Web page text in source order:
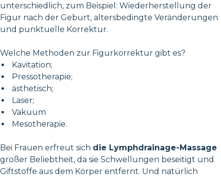
unterschiedlich, zum Beispiel: Wiederherstellung der
Figur nach der Geburt, altersbedingte Veränderungen
und punktuelle Korrektur.
Welche Methoden zur Figurkorrektur gibt es?
Kavitation;
Pressotherapie;
ästhetisch;
Laser;
Vakuum
Mesotherapie.
Bei Frauen erfreut sich die Lymphdrainage-Massage
großer Beliebtheit, da sie Schwellungen beseitigt und
Giftstoffe aus dem Körper entfernt. Und natürlich